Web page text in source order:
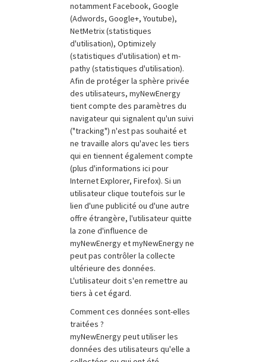
notamment Facebook, Google
(Adwords, Google+, Youtube),
NetMetrix (statistiques
d'utilisation), Optimizely
(statistiques d'utilisation) et m-
pathy (statistiques d'utilisation).
Afin de protéger la sphère privée
des utilisateurs, myNewEnergy
tient compte des paramètres du
navigateur qui signalent qu'un suivi
("tracking") n'est pas souhaité et
ne travaille alors qu'avec les tiers
qui en tiennent également compte
(plus d'informations ici pour
Internet Explorer, Firefox). Si un
utilisateur clique toutefois sur le
lien d'une publicité ou d'une autre
offre étrangère, l'utilisateur quitte
la zone d'influence de
myNewEnergy et myNewEnergy ne
peut pas contrôler la collecte
ultérieure des données.
L'utilisateur doit s'en remettre au
tiers à cet égard.
Comment ces données sont-elles
traitées ?
myNewEnergy peut utiliser les
données des utilisateurs qu'elle a